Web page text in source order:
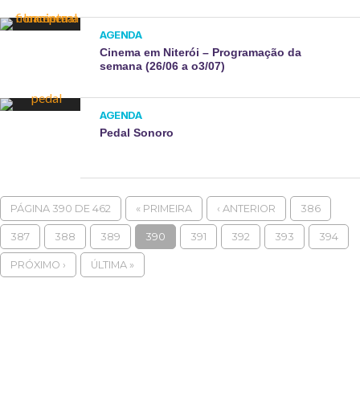
AGENDA
Cinema em Niterói – Programação da
semana (26/06 a o3/07)
AGENDA
Pedal Sonoro
PÁGINA 390 DE 462 « PRIMEIRA ‹ ANTERIOR 386
387 388 389 390 391 392 393 394
PRÓXIMO › ÚLTIMA »